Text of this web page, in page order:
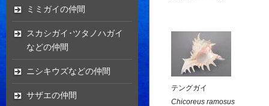
テングガイ
Chicoreus ramosus
ミミガイの仲間
スカシガイ･ツタノハガイ
などの仲間
ニシキウズなどの仲間
サザエの仲間